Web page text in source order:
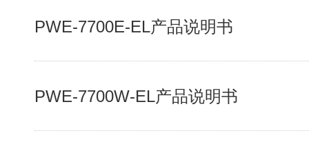
PWE-7700E-EL产品说明书
PWE-7700W-EL产品说明书